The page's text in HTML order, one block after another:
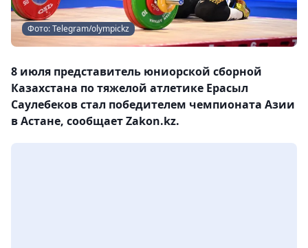
Фото: Telegram/olympickz
8 июля представитель юниорской сборной
Казахстана по тяжелой атлетике Ерасыл
Саулебеков стал победителем чемпионата Азии
в Астане, сообщает Zakon.kz.